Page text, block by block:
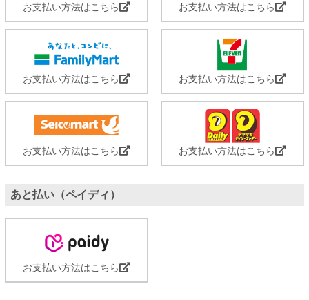
お支払い方法はこちら お支払い方法はこちら
お支払い方法はこちら お支払い方法はこちら
お支払い方法はこちら お支払い方法はこちら
あと払い（ペイディ）
お支払い方法はこちら